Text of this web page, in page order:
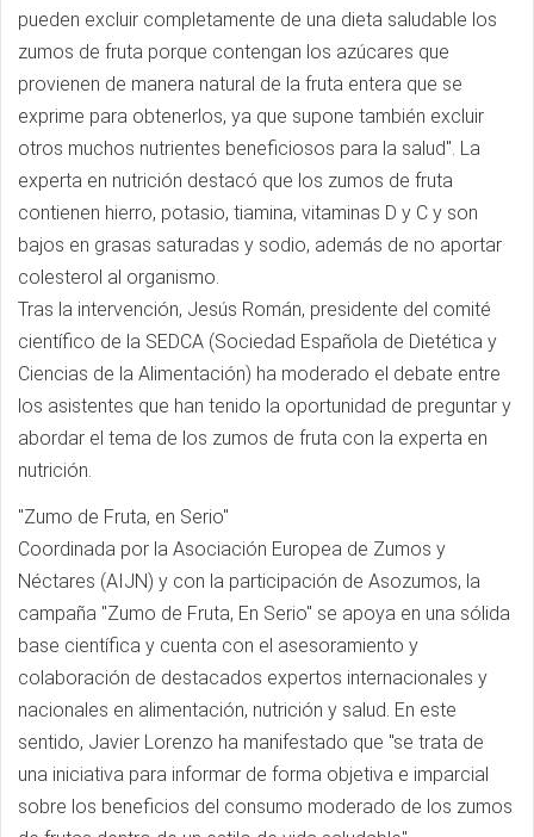
pueden excluir completamente de una dieta saludable los
zumos de fruta porque contengan los azúcares que
provienen de manera natural de la fruta entera que se
exprime para obtenerlos, ya que supone también excluir
otros muchos nutrientes beneficiosos para la salud". La
experta en nutrición destacó que los zumos de fruta
contienen hierro, potasio, tiamina, vitaminas D y C y son
bajos en grasas saturadas y sodio, además de no aportar
colesterol al organismo.
Tras la intervención, Jesús Román, presidente del comité
científico de la SEDCA (Sociedad Española de Dietética y
Ciencias de la Alimentación) ha moderado el debate entre
los asistentes que han tenido la oportunidad de preguntar y
abordar el tema de los zumos de fruta con la experta en
nutrición.
"Zumo de Fruta, en Serio"
Coordinada por la Asociación Europea de Zumos y
Néctares (AIJN) y con la participación de Asozumos, la
campaña "Zumo de Fruta, En Serio" se apoya en una sólida
base científica y cuenta con el asesoramiento y
colaboración de destacados expertos internacionales y
nacionales en alimentación, nutrición y salud. En este
sentido, Javier Lorenzo ha manifestado que "se trata de
una iniciativa para informar de forma objetiva e imparcial
sobre los beneficios del consumo moderado de los zumos